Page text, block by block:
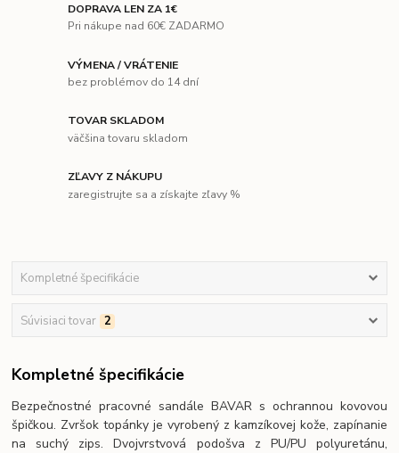
DOPRAVA LEN ZA 1€
Pri nákupe nad 60€ ZADARMO
VÝMENA / VRÁTENIE
bez problémov do 14 dní
TOVAR SKLADOM
väčšina tovaru skladom
ZĽAVY Z NÁKUPU
zaregistrujte sa a získajte zľavy %
Kompletné špecifikácie
Súvisiaci tovar 2
Kompletné špecifikácie
Bezpečnostné pracovné sandále BAVAR s ochrannou kovovou
špičkou. Zvršok topánky je vyrobený z kamzíkovej kože, zapínanie
na suchý zips. Dvojvrstvová podošva z PU/PU polyuretánu,